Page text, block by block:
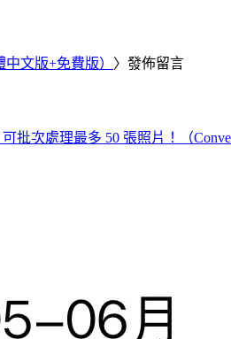
文版+免費版） 〉發佈留言
批次處理最多 50 張照片！（